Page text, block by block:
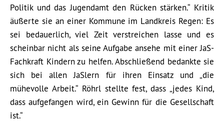
Politik und das Jugendamt den Rücken stärken.“ Kritik
äußerte sie an einer Kommune im Landkreis Regen: Es
sei bedauerlich, viel Zeit verstreichen lasse und es
scheinbar nicht als seine Aufgabe ansehe mit einer JaS-
Fachkraft Kindern zu helfen. Abschließend bedankte sie
sich bei allen JaSlern für ihren Einsatz und „die
mühevolle Arbeit.“ Röhrl stellte fest, dass „jedes Kind,
dass aufgefangen wird, ein Gewinn für die Gesellschaft
ist.“